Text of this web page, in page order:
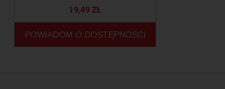
19,49 ZŁ
POWIADOM O DOSTĘPNOŚCI